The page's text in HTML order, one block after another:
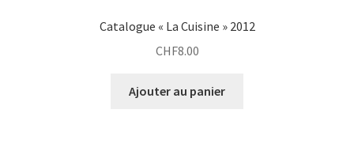
Catalogue « La Cuisine » 2012
CHF8.00
Ajouter au panier